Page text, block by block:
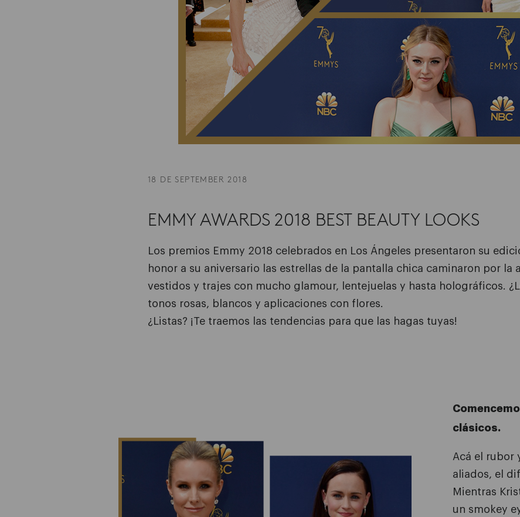
18 DE SEPTEMBER 2018
EMMY AWARDS 2018 BEST BEAUTY LOOKS
Los premios Emmy 2018 celebrados en Los Ángeles presentaron su
honor a su aniversario las estrellas de la pantalla chica caminaron por la
vestidos y trajes con mucho glamour, lentejuelas y hasta holográficos.
tonos rosas, blancos y aplicaciones con flores.
¿Listas? ¡Te traemos las tendencias para que las hagas tuyas!
clásicos.
Acá el rubor
aliados, el
Mientras
un smokey